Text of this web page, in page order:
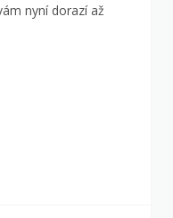
nyní dorazí až